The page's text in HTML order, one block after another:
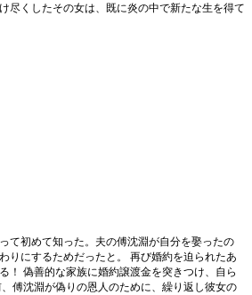
尽くしたその女は、既に炎の中で新たな生を得て
て初めて知った。夫の傅沈淵が自分を娶ったの
りにするためだったと。 再び婚約を迫られたあ
！ 偽善的な家族に婚約譲渡金を突きつけ、自ら
傅沈淵が偽りの恩人のために、繰り返し彼女の